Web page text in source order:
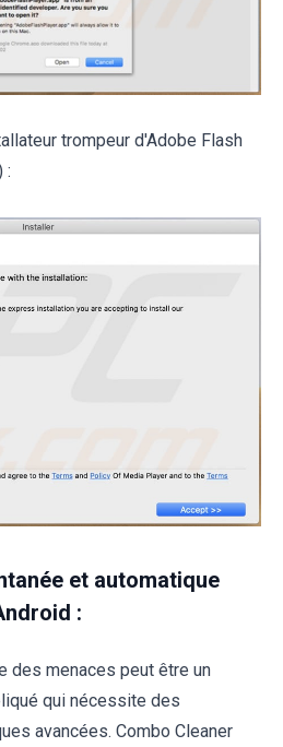
trompeur d'Adobe Flash
:
et automatique
:
des menaces peut être un
qui nécessite des
avancées. Combo Cleaner